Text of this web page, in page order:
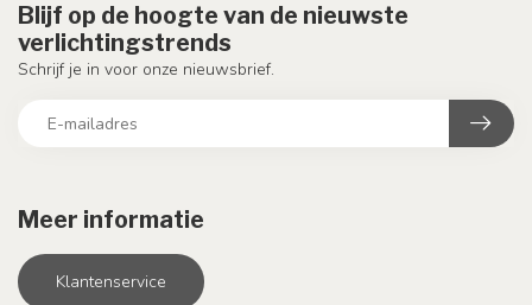
Meer informatie
Klantenservice
Blijf op de hoogte van de nieuwste
verlichtingstrends
Schrijf je in voor onze nieuwsbrief.